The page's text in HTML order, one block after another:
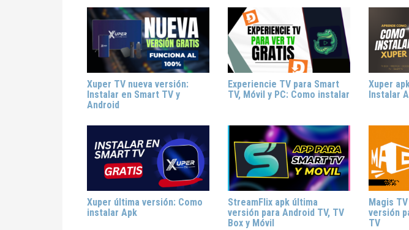
Xuper TV nueva versión:
Instalar en Smart TV y
Android
Experiencie TV para Smart
TV, Móvil y PC: Como instalar
Xuper
Instalar
Xuper última versión: Como
instalar Apk
StreamFlix apk última
versión para Android TV, TV
Box y Móvil
Magis
versión
TV